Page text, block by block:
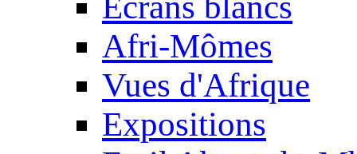
Afri-Mômes
Vues d'Afrique
Expositions